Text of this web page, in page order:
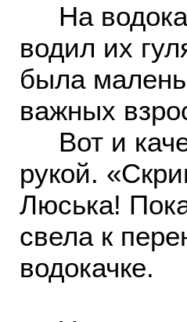
На
водил их
была
важных
Вот и
рукой.
Люська!
свела к
водокачке.